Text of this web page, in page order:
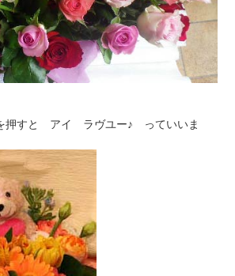
押すと アイ ラヴユー♪ っていいま